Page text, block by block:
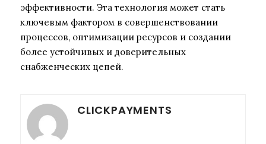
эффективности. Эта технология может стать
ключевым фактором в совершенствовании
процессов, оптимизации ресурсов и создании
более устойчивых и доверительных
снабженческих цепей.
CLICKPAYMENTS